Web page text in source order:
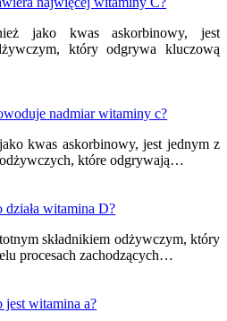
jako kwas askorbinowy, jest
który odgrywa kluczową
nadmiar witaminy c?
kwas askorbinowy, jest jednym z
które odgrywają…
działa witamina D?
składnikiem odżywczym, który
procesach zachodzących…
jest witamina a?